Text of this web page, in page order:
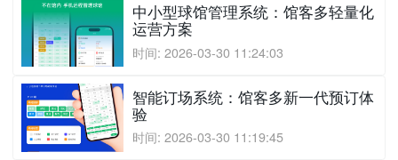
中小型球馆管理系统：馆客多轻量化
运营方案
时间: 2026-03-30 11:24:03
智能订场系统：馆客多新一代预订体
验
时间: 2026-03-30 11:19:45